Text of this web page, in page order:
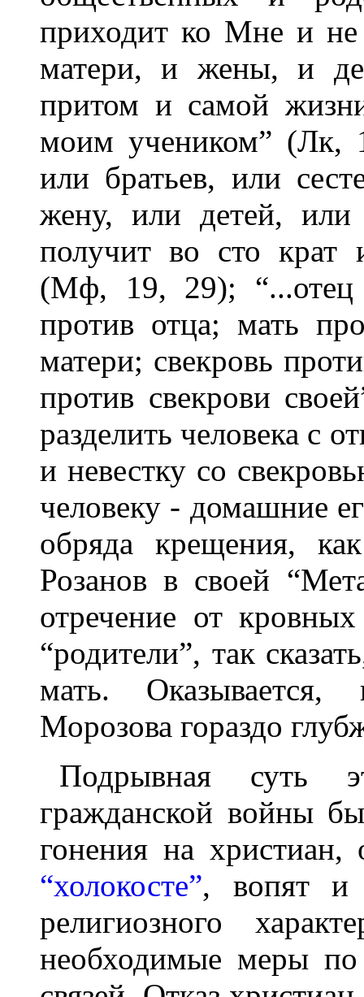
приходит ко Мне и не
матери, и жены, и
притом и самой
моим учеником” (Лк,
или братьев, или
жену, или детей,
получит во сто крат
(Мф, 19, 29); “...отец
против отца; мать
матери; свекровь
против свекрови
разделить человека с
и невестку со
человеку - домашние
обряда крещения,
Розанов в своей
отречение от
“родители”, так
мать.
Морозова гораздо
Подрывная суть
гражданской войны
гонения на
“холокосте”, вопят и
религиозного
необходимые меры